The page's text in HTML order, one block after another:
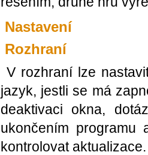
Nastavení
Rozhraní
V rozhraní lze
jazyk, jestli se má
deaktivaci okna,
ukončením
kontrolovat aktualizace.